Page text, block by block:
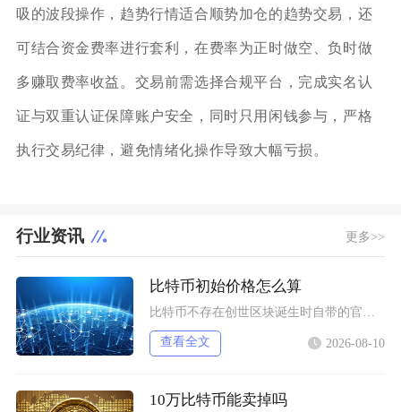
吸的波段操作，趋势行情适合顺势加仓的趋势交易，还
可结合资金费率进行套利，在费率为正时做空、负时做
多赚取费率收益。交易前需选择合规平台，完成实名认
证与双重认证保障账户安全，同时只用闲钱参与，严格
执行交易纪律，避免情绪化操作导致大幅亏损。
行业资讯 更多>>
比特币初始价格怎么算
查看全文 2026-08-10
10万比特币能卖掉吗